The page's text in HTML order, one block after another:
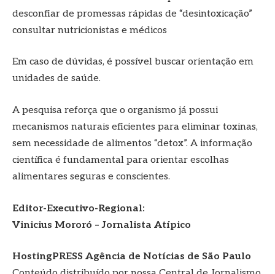
desconfiar de promessas rápidas de “desintoxicação”
consultar nutricionistas e médicos
Em caso de dúvidas, é possível buscar orientação em
unidades de saúde.
A pesquisa reforça que o organismo já possui
mecanismos naturais eficientes para eliminar toxinas,
sem necessidade de alimentos “detox”. A informação
científica é fundamental para orientar escolhas
alimentares seguras e conscientes.
Editor-Executivo-Regional:
Vinicius Mororó – Jornalista Atípico
HostingPRESS Agência de Notícias de São Paulo